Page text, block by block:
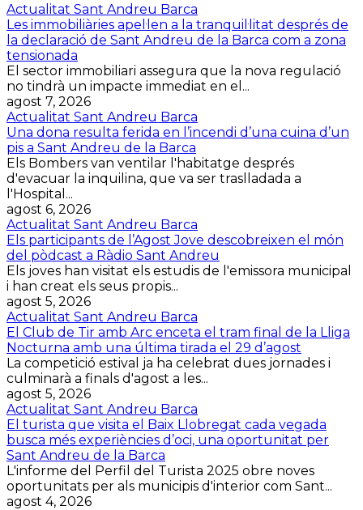
Actualitat Sant Andreu Barca
Les immobiliàries apel·len a la tranquil·litat després de
la declaració de Sant Andreu de la Barca com a zona
tensionada
El sector immobiliari assegura que la nova regulació
no tindrà un impacte immediat en el...
agost 7, 2026
Actualitat Sant Andreu Barca
Una dona resulta ferida en l’incendi d’una cuina d’un
pis a Sant Andreu de la Barca
Els Bombers van ventilar l'habitatge després
d'evacuar la inquilina, que va ser traslladada a
l'Hospital...
agost 6, 2026
Actualitat Sant Andreu Barca
Els participants de l’Agost Jove descobreixen el món
del pòdcast a Ràdio Sant Andreu
Els joves han visitat els estudis de l'emissora municipal
i han creat els seus propis...
agost 5, 2026
Actualitat Sant Andreu Barca
El Club de Tir amb Arc enceta el tram final de la Lliga
Nocturna amb una última tirada el 29 d’agost
La competició estival ja ha celebrat dues jornades i
culminarà a finals d'agost a les...
agost 5, 2026
Actualitat Sant Andreu Barca
El turista que visita el Baix Llobregat cada vegada
busca més experiències d’oci, una oportunitat per
Sant Andreu de la Barca
L'informe del Perfil del Turista 2025 obre noves
oportunitats per als municipis d'interior com Sant...
agost 4, 2026